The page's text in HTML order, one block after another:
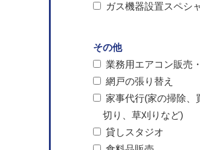
ガス機器設置スペシ
その他
業務用エアコン販売
網戸の張り替え
家事代行(家の掃除、
切り、草刈りなど)
貸しスタジオ